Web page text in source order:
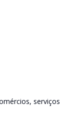
serviços